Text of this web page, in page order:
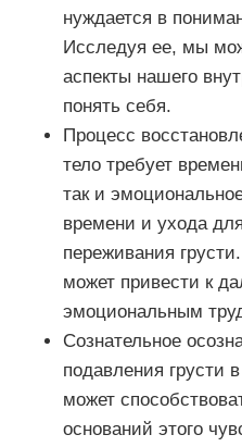
нуждается в
Исследуя ее, мы
аспекты нашего
понять себя.
Процесс
тело требует
так и
времени и ухода
переживания
может привести к
эмоциональным
Сознательное
подавления грусти
может
оснований этого